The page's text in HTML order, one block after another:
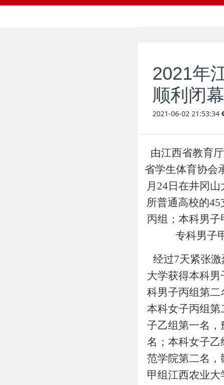
2021年
顺利闭幕
2021-06-02 21:53:34
由江西省教育
省学生体育协会
月24日在井冈
所普通高校的
丙组；本科男
专科男子
经过7天紧张
大学获得本科
科男子丙组第
本科女子丙组
子乙组第一名
名；本科女子
范学院第二名
甲组江西农业